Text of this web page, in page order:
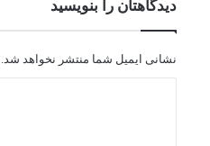
دیدگاهتان را بنویسید
نشانی ایمیل شما منتشر نخواهد شد.